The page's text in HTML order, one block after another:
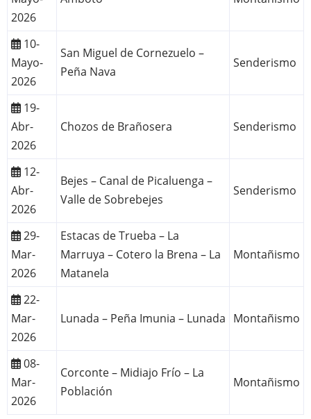
2026
10-
Mayo-
2026
San Miguel de Cornezuelo –
Peña Nava
Senderismo
19-
Abr-
2026
Chozos de Brañosera Senderismo
12-
Abr-
2026
Bejes – Canal de Picaluenga –
Valle de Sobrebejes
Senderismo
29-
Mar-
2026
Estacas de Trueba – La
Marruya – Cotero la Brena – La
Matanela
Montañismo
22-
Mar-
2026
Lunada – Peña Imunia – Lunada Montañismo
08-
Mar-
2026
Corconte – Midiajo Frío – La
Población
Montañismo